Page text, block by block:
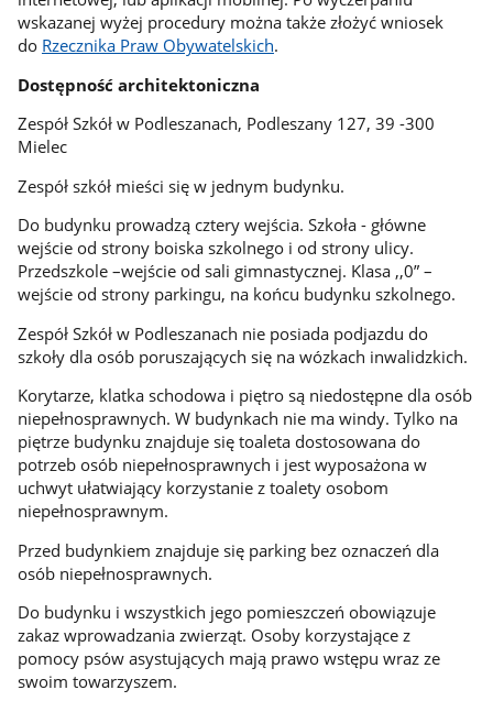
wskazanej wyżej procedury można także złożyć wniosek
do Rzecznika Praw Obywatelskich.
Dostępność architektoniczna
Zespół Szkół w Podleszanach, Podleszany 127, 39 -300
Mielec
Zespół szkół mieści się w jednym budynku.
Do budynku prowadzą cztery wejścia. Szkoła - główne
wejście od strony boiska szkolnego i od strony ulicy.
Przedszkole –wejście od sali gimnastycznej. Klasa ,,0” –
wejście od strony parkingu, na końcu budynku szkolnego.
Zespół Szkół w Podleszanach nie posiada podjazdu do
szkoły dla osób poruszających się na wózkach inwalidzkich.
Korytarze, klatka schodowa i piętro są niedostępne dla osób
niepełnosprawnych. W budynkach nie ma windy. Tylko na
piętrze budynku znajduje się toaleta dostosowana do
potrzeb osób niepełnosprawnych i jest wyposażona w
uchwyt ułatwiający korzystanie z toalety osobom
niepełnosprawnym.
Przed budynkiem znajduje się parking bez oznaczeń dla
osób niepełnosprawnych.
Do budynku i wszystkich jego pomieszczeń obowiązuje
zakaz wprowadzania zwierząt. Osoby korzystające z
pomocy psów asystujących mają prawo wstępu wraz ze
swoim towarzyszem.